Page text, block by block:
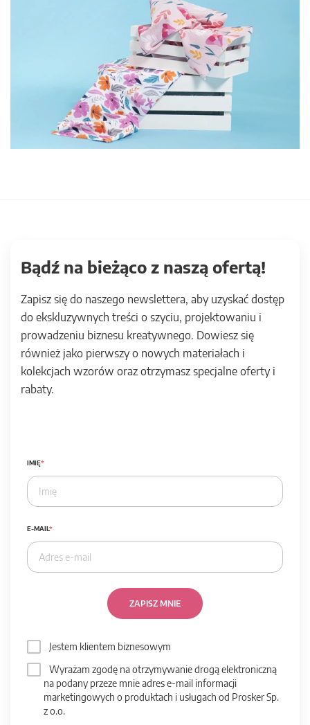
Bądź na bieżąco z naszą ofertą!
Zapisz się do naszego newslettera, aby uzyskać dostęp
do ekskluzywnych treści o szyciu, projektowaniu i
prowadzeniu biznesu kreatywnego. Dowiesz się
również jako pierwszy o nowych materiałach i
kolekcjach wzorów oraz otrzymasz specjalne oferty i
rabaty.
IMIĘ
E-MAIL
ZAPISZ MNIE
Jestem klientem biznesowym
Wyrażam zgodę na otrzymywanie drogą elektroniczną
na podany przeze mnie adres e-mail informacji
marketingowych o produktach i usługach od Prosker Sp.
z o.o.